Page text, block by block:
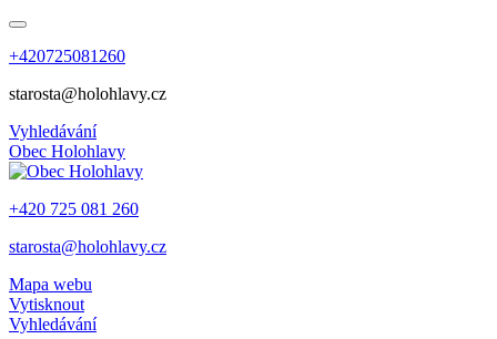
+420725081260
starosta@holohlavy.cz
Vyhledávání
Obec Holohlavy
+420 725 081 260
starosta@holohlavy.cz
Mapa webu
Vytisknout
Vyhledávání